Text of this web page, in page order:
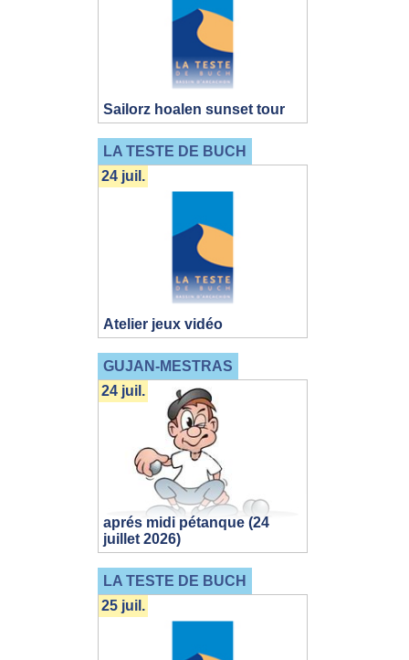
Sailorz hoalen sunset tour
LA TESTE DE BUCH
Atelier jeux vidéo
24 juil.
GUJAN-MESTRAS
aprés midi pétanque (24
juillet 2026)
24 juil.
LA TESTE DE BUCH
25 juil.